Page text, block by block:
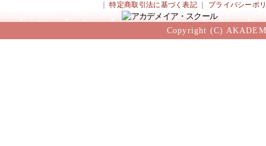
｜特定商取引法に基づく表記 プライバシーポ
Copyright (C)